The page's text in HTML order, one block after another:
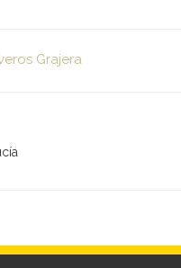
Grajera